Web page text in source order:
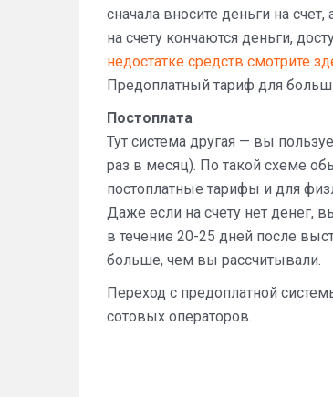
сначала вносите деньги на
на счету кончаются деньги,
недостатке средств смотрите
Предоплатный тариф для
Постоплата
Тут система другая — вы
раз в месяц). По такой схеме
постоплатные тарифы и для
Даже если на счету нет денег,
в течение 20-25 дней после
больше, чем вы рассчитывали.
Переход с предоплатной
сотовых операторов.